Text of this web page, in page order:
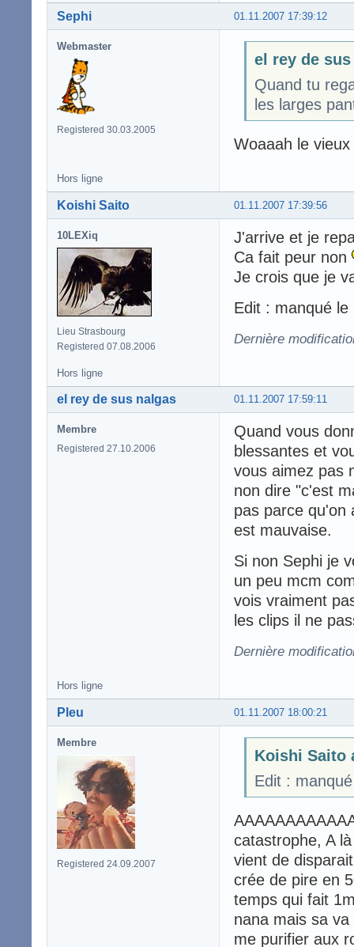
01.11.2007 17:39:12
Sephi
Webmaster
Registered 30.03.2005
el rey de
Quand tu
les larges
Woaaah le
Hors ligne
01.11.2007 17:39:56
Koishi Saito
10LEXiq
Lieu Strasbourg
Registered 07.08.2006
J'arrive et je
Ca fait peur non
Je crois que je
Edit : manqué
Dernière
Hors ligne
01.11.2007 17:59:11
el rey de sus nalgas
Membre
Registered 27.10.2006
Quand vous
blessantes et
vous aimez pas
non dire "c'est
pas parce qu'on
est mauvaise.
Si non Sephi je
un peu mcm
vois vraiment
les clips il ne
Dernière
Hors ligne
01.11.2007 18:00:21
Pleu
Membre
Registered 24.09.2007
Koishi Saito
Edit :
catastrophe, A
vient de
crée de pire en
temps qui fait
nana mais sa
me purifier aux